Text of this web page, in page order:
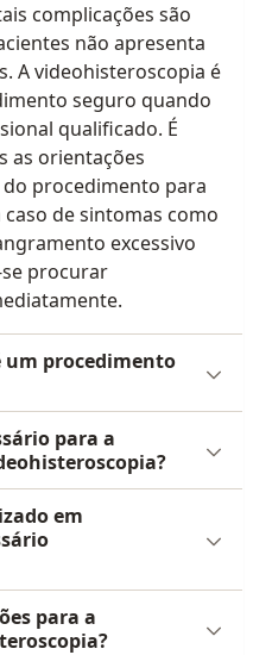
complicações são
não apresenta
A videohisteroscopia é
seguro quando
qualificado. É
as orientações
procedimento para
de sintomas como
excessivo
se procurar
um procedimento
para a
em
para a